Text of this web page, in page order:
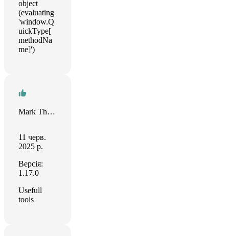
object
(evaluating
'window.Q
uickType[
methodNa
me]')
Mark Thomson
11 черв.
2025 р.
Версія:
1.17.0
Usefull
tools